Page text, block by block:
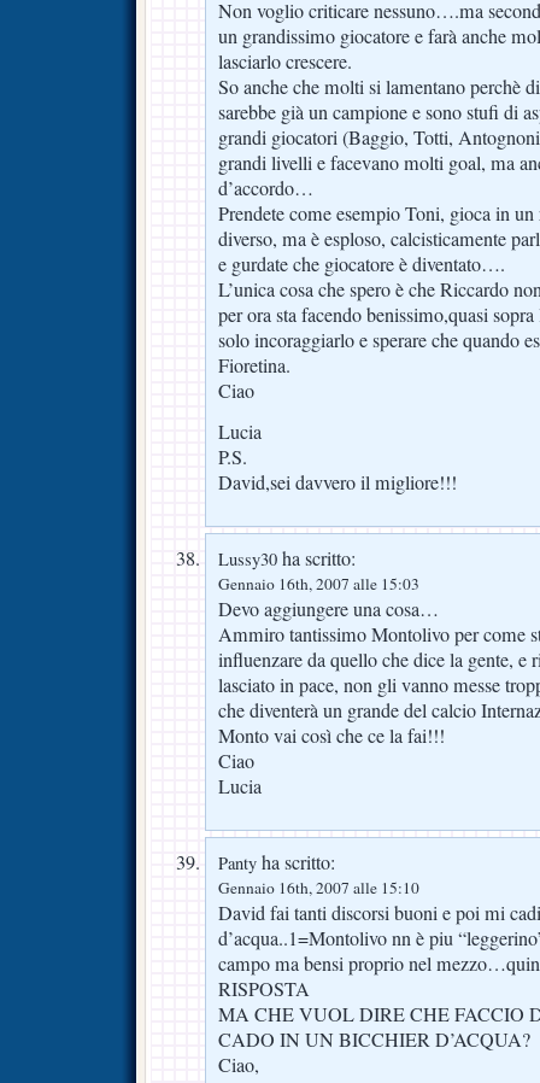
Non voglio criticare nessuno….ma
un grandissimo giocatore e farà anche
lasciarlo crescere.
So anche che molti si lamentano perchè
sarebbe già un campione e sono stufi di
grandi giocatori (Baggio, Totti,
grandi livelli e facevano molti goal, ma
d’accordo…
Prendete come esempio Toni, gioca in
diverso, ma è esploso, calcisticamente
e gurdate che giocatore è diventato….
L’unica cosa che spero è che Riccardo
per ora sta facendo benissimo,quasi
solo incoraggiarlo e sperare che quando
Fioretina.
Ciao
Lucia
P.S.
David,sei davvero il migliore!!!
Lussy30 ha scritto:
Gennaio 16th, 2007 alle 15:03
Devo aggiungere una cosa…
Ammiro tantissimo Montolivo per come
influenzare da quello che dice la gente, e
lasciato in pace, non gli vanno messe
che diventerà un grande del calcio
Monto vai così che ce la fai!!!
Ciao
Lucia
Panty ha scritto:
Gennaio 16th, 2007 alle 15:10
David fai tanti discorsi buoni e poi mi
d’acqua..1=Montolivo nn è piu
campo ma bensi proprio nel
RISPOSTA
MA CHE VUOL DIRE CHE FACCIO
CADO IN UN BICCHIER D’ACQUA?
Ciao,